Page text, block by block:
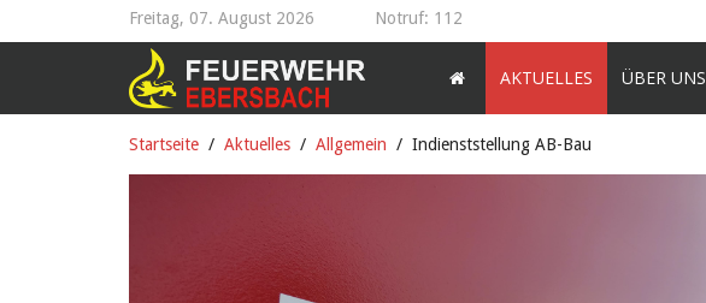
Freitag, 07. August 2026 Notruf: 112
AKTUELLES ÜBER UNS
Startseite Aktuelles Allgemein Indienststellung AB-Bau